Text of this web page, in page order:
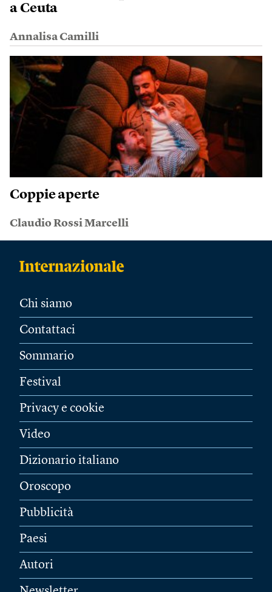
a Ceuta
Annalisa Camilli
Coppie aperte
Claudio Rossi Marcelli
Chi siamo
Contattaci
Sommario
Festival
Privacy e cookie
Video
Dizionario italiano
Oroscopo
Pubblicità
Paesi
Autori